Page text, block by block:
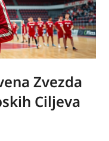
Zvezda
Ciljeva